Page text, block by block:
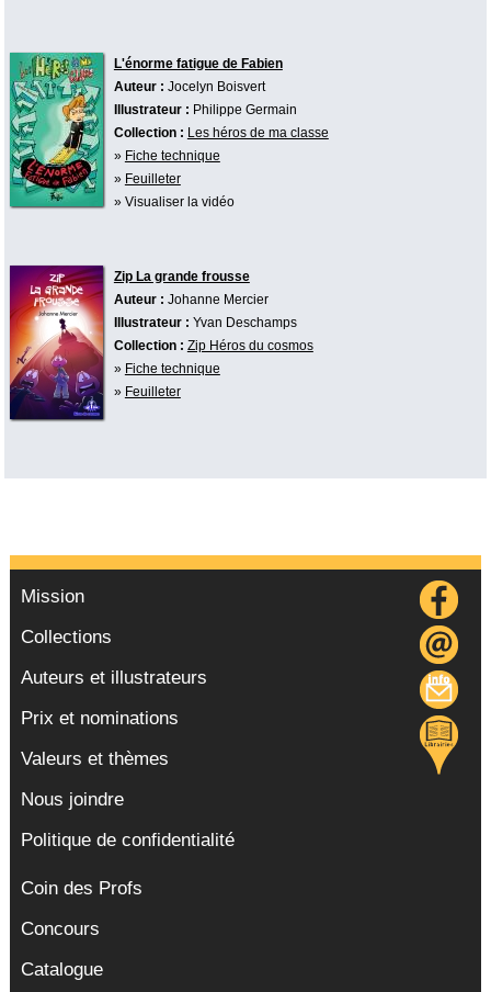
L'énorme fatigue de Fabien
Auteur : Jocelyn Boisvert
Illustrateur : Philippe Germain
Collection : Les héros de ma classe
» Fiche technique
» Feuilleter
» Visualiser la vidéo
Zip La grande frousse
Auteur : Johanne Mercier
Illustrateur : Yvan Deschamps
Collection : Zip Héros du cosmos
» Fiche technique
» Feuilleter
Mission
Collections
Auteurs et illustrateurs
Prix et nominations
Valeurs et thèmes
Nous joindre
Politique de confidentialité
Coin des Profs
Concours
Catalogue